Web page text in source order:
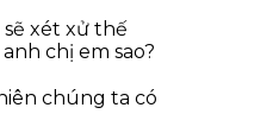
xét xử thế
chị em sao?
chúng ta có